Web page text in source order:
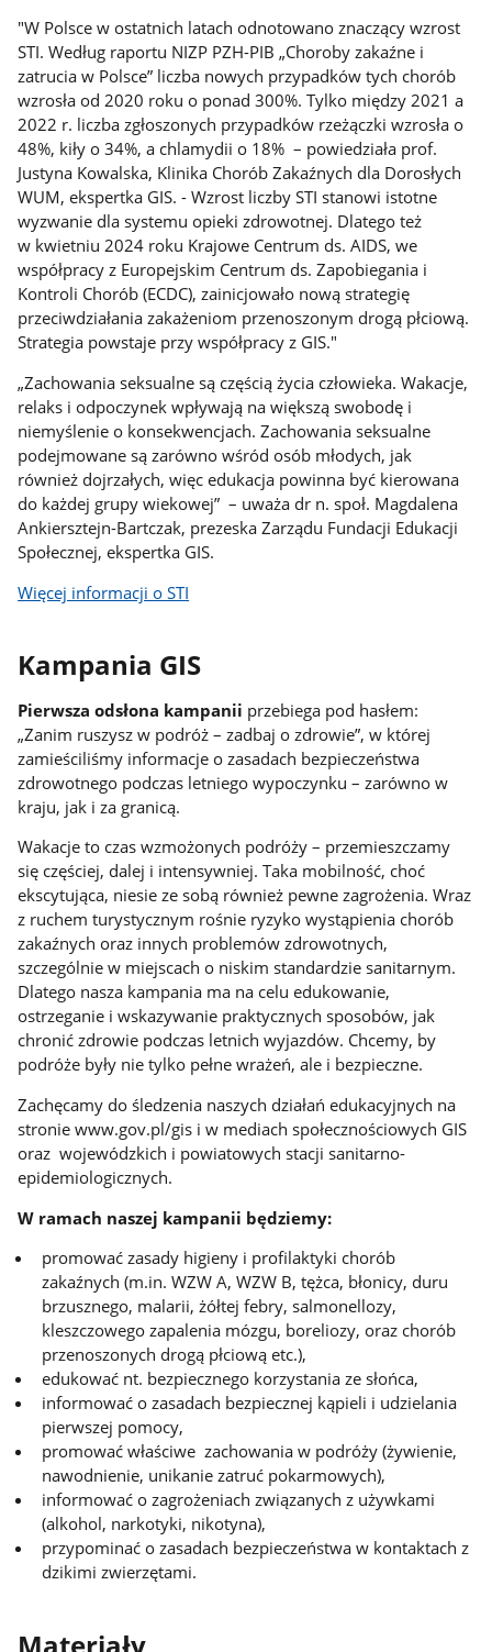
"W Polsce w ostatnich latach odnotowano znaczący wzrost
STI. Według raportu NIZP PZH-PIB „Choroby zakaźne i
zatrucia w Polsce” liczba nowych przypadków tych chorób
wzrosła od 2020 roku o ponad 300%. Tylko między 2021 a
2022 r. liczba zgłoszonych przypadków rzeżączki wzrosła o
48%, kiły o 34%, a chlamydii o 18% – powiedziała prof.
Justyna Kowalska, Klinika Chorób Zakaźnych dla Dorosłych
WUM, ekspertka GIS. - Wzrost liczby STI stanowi istotne
wyzwanie dla systemu opieki zdrowotnej. Dlatego też
w kwietniu 2024 roku Krajowe Centrum ds. AIDS, we
współpracy z Europejskim Centrum ds. Zapobiegania i
Kontroli Chorób (ECDC), zainicjowało nową strategię
przeciwdziałania zakażeniom przenoszonym drogą płciową.
Strategia powstaje przy współpracy z GIS."
„Zachowania seksualne są częścią życia człowieka. Wakacje,
relaks i odpoczynek wpływają na większą swobodę i
niemyślenie o konsekwencjach. Zachowania seksualne
podejmowane są zarówno wśród osób młodych, jak
również dojrzałych, więc edukacja powinna być kierowana
do każdej grupy wiekowej” – uważa dr n. społ. Magdalena
Ankiersztejn-Bartczak, prezeska Zarządu Fundacji Edukacji
Społecznej, ekspertka GIS.
Więcej informacji o STI
Kampania GIS
Pierwsza odsłona kampanii przebiega pod hasłem:
„Zanim ruszysz w podróż – zadbaj o zdrowie”, w której
zamieściliśmy informacje o zasadach bezpieczeństwa
zdrowotnego podczas letniego wypoczynku – zarówno w
kraju, jak i za granicą.
Wakacje to czas wzmożonych podróży – przemieszczamy
się częściej, dalej i intensywniej. Taka mobilność, choć
ekscytująca, niesie ze sobą również pewne zagrożenia. Wraz
z ruchem turystycznym rośnie ryzyko wystąpienia chorób
zakaźnych oraz innych problemów zdrowotnych,
szczególnie w miejscach o niskim standardzie sanitarnym.
Dlatego nasza kampania ma na celu edukowanie,
ostrzeganie i wskazywanie praktycznych sposobów, jak
chronić zdrowie podczas letnich wyjazdów. Chcemy, by
podróże były nie tylko pełne wrażeń, ale i bezpieczne.
Zachęcamy do śledzenia naszych działań edukacyjnych na
stronie www.gov.pl/gis i w mediach społecznościowych GIS
oraz wojewódzkich i powiatowych stacji sanitarno-
epidemiologicznych.
W ramach naszej kampanii będziemy:
promować zasady higieny i profilaktyki chorób
zakaźnych (m.in. WZW A, WZW B, tężca, błonicy, duru
brzusznego, malarii, żółtej febry, salmonellozy,
kleszczowego zapalenia mózgu, boreliozy, oraz chorób
przenoszonych drogą płciową etc.),
edukować nt. bezpiecznego korzystania ze słońca,
informować o zasadach bezpiecznej kąpieli i udzielania
pierwszej pomocy,
promować właściwe zachowania w podróży (żywienie,
nawodnienie, unikanie zatruć pokarmowych),
informować o zagrożeniach związanych z używkami
(alkohol, narkotyki, nikotyna),
przypominać o zasadach bezpieczeństwa w kontaktach z
dzikimi zwierzętami.